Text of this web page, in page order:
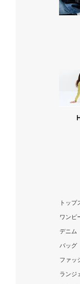
トップ
ワンピ
デニム
バッグ
ファッ
ランジ